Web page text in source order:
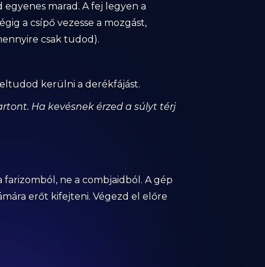
marad. A fej legyen a
a csípő vezesse a mozgást,
csak tudod).
kerülni a derékfájást.
Ha kevésnek érzed a súlyt térj
ne a combjaidból. A gép
erőt kifejteni. Végezd el előre